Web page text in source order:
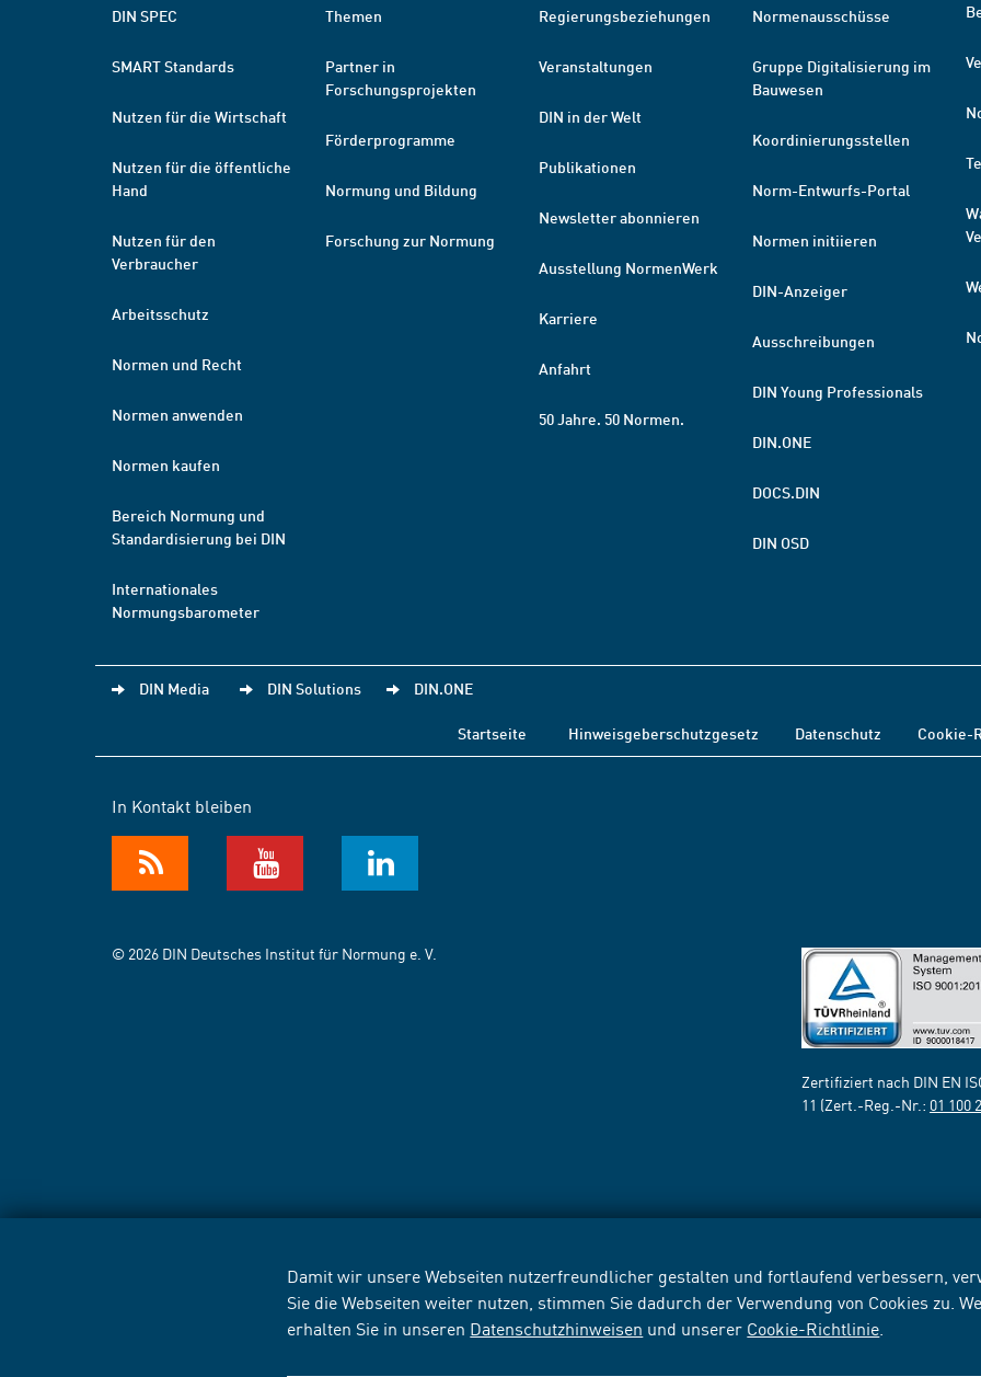
Damit wir unsere Webseiten nutzerfreundlicher gestalten und fortlaufend verbessern,
Sie die Webseiten weiter nutzen, stimmen Sie dadurch der Verwendung von Cookies zu.
erhalten Sie in unseren Datenschutzhinweisen und unserer Cookie-Richtlinie
DIN SPEC
SMART Standards
Nutzen für die Wirtschaft
Nutzen für die öffentliche
Hand
Nutzen für den
Verbraucher
Arbeitsschutz
Normen und Recht
Normen anwenden
Normen kaufen
Bereich Normung und
Standardisierung bei DIN
Internationales
Normungsbarometer
Themen
Partner in
Forschungsprojekten
Förderprogramme
Normung und Bildung
Forschung zur Normung
Regierungsbeziehungen
Veranstaltungen
DIN in der Welt
Publikationen
Newsletter abonnieren
Ausstellung NormenWerk
Karriere
Anfahrt
50 Jahre. 50 Normen.
Normenausschüsse
Gruppe Digitalisierung im
Bauwesen
Koordinierungsstellen
Norm-Entwurfs-Portal
Normen initiieren
DIN-Anzeiger
Ausschreibungen
DIN Young Professionals
DIN.ONE
DOCS.DIN
DIN OSD
DIN Media DIN Solutions DIN.ONE
Startseite Hinweisgeberschutzgesetz Datenschutz Cookie-
In Kontakt bleiben
© 2026 DIN Deutsches Institut für Normung e. V.
Zertifiziert nach DIN EN
11 (Zert.-Reg.-Nr.: 01 100